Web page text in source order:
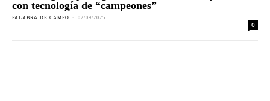
con tecnología de “campeones”
PALABRA DE CAMPO - 02/09/2025
0